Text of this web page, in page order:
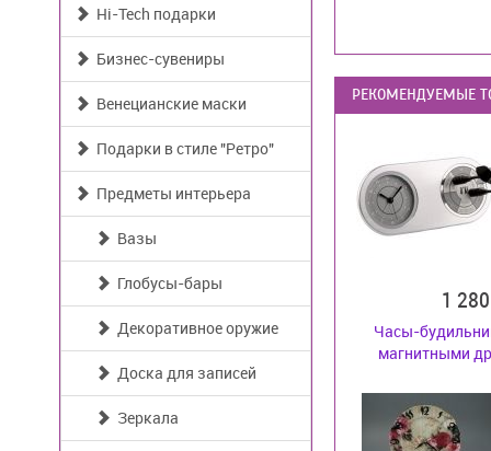
Hi-Tech подарки
Бизнес-сувениры
Венецианские маски
Подарки в стиле "Ретро"
Предметы интерьера
Вазы
Глобусы-бары
Декоративное оружие
Доска для записей
Зеркала
РЕКОМЕНДУЕМЫЕ
1 280
Часы-
магнитными